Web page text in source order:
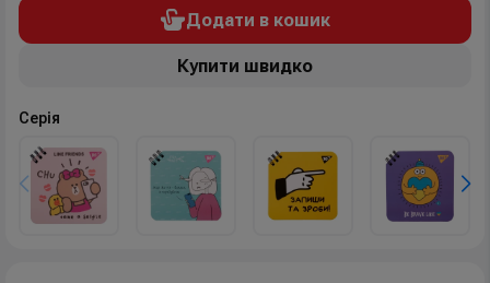
Додати в кошик
Купити швидко
Серія